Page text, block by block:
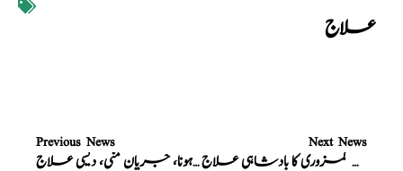
علاج
Previous News
نسخہ الشفاء : خواب کیساتھ احتلام کا ہونا، جریان منی، دیسی علاج
Next News
نسخہ الشفاء : مقوی باہ، مردانہ کمزوری کا بادشاہی علاج